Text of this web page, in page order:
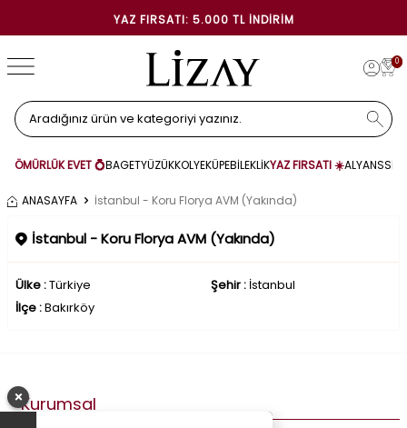
YAZ FIRSATI: 5.000 TL İNDIRIM
0
ÖMÜRLÜK EVET 💍BAGETYÜZÜKKOLYEKÜPEBİLEKLİKYAZ FIRSATI ☀️ALYANS
ANASAYFA İstanbul - Koru Florya AVM (Yakında)
İstanbul - Koru Florya AVM (Yakında)
Ülke :Türkiye Şehir : İstanbul
İlçe :Bakırköy
Kurumsal
×